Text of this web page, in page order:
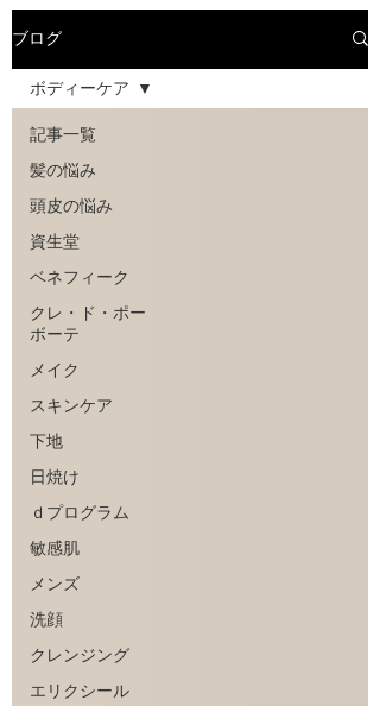
ブログ
記事一覧
髪の悩み
頭皮の悩み
資生堂
ベネフィーク
クレ・ド・ポー
ボーテ
メイク
スキンケア
下地
日焼け
ｄプログラム
敏感肌
メンズ
洗顔
クレンジング
エリクシール
ボディーケア